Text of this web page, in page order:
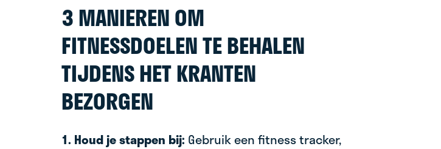
3 MANIEREN OM
FITNESSDOELEN TE BEHALEN
TIJDENS HET KRANTEN
BEZORGEN
1. Houd je stappen bij: Gebruik een fitness tracker,